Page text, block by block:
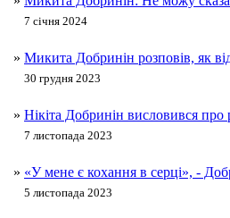
7 січня 2024
» Микита Добринін розповів, як
30 грудня 2023
» Нікіта Добринін висловився про
7 листопада 2023
» «У мене є кохання в серці», -
5 листопада 2023